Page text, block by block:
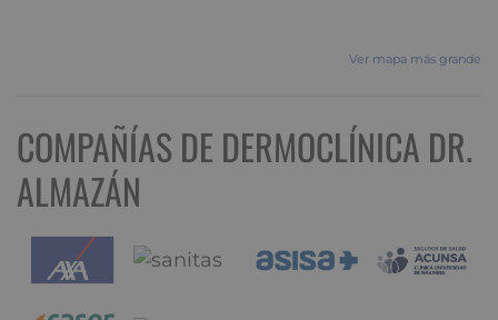
Ver mapa más grande
COMPAÑÍAS DE DERMOCLÍNICA DR.
ALMAZÁN